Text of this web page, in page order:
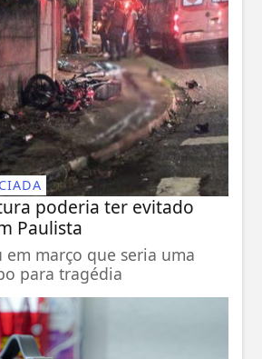
poderia ter evitado
Paulista
março que seria uma
para tragédia